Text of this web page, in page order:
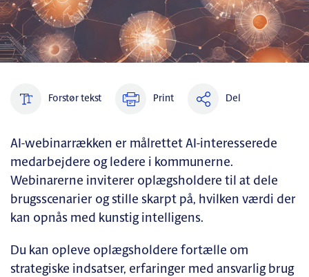
Forstør tekst Print Del
AI-webinarrækken er målrettet AI-interesserede
medarbejdere og ledere i kommunerne.
Webinarerne inviterer oplægsholdere til at dele
brugsscenarier og stille skarpt på, hvilken værdi der
kan opnås med kunstig intelligens.
Du kan opleve oplægsholdere fortælle om
strategiske indsatser, erfaringer med ansvarlig brug